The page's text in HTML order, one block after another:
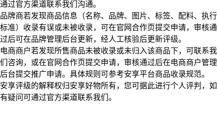
通过官方渠道联系我们沟通。
品牌商若发现商品信息（名称、品牌、图片、标签、配料、执行
标准）收录有误或未被收录，可在官网合作页提交申请，审核通
过后可在品牌管理后台更新，经人工核验后更新评级。
电商商户若发现所售商品未被收录或未归入该商品下，可联系我
们咨询，或在官网合作页提交申请，审核通过后在电商商户管理
后台提交推广申请。具体规则可参考安享平台商品收录规范。
安享评级的解释权归安享好物所有，您可据此进行个人评判，如
有疑问可通过官方渠道联系我们。